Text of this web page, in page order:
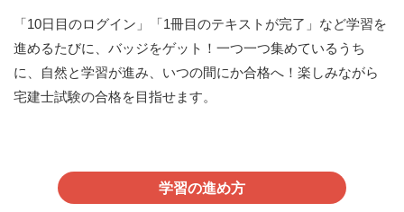
「10日目のログイン」「1冊目のテキストが完了」など学習を
進めるたびに、バッジをゲット！一つ一つ集めているうち
に、自然と学習が進み、いつの間にか合格へ！楽しみながら
宅建士試験の合格を目指せます。
学習の進め方